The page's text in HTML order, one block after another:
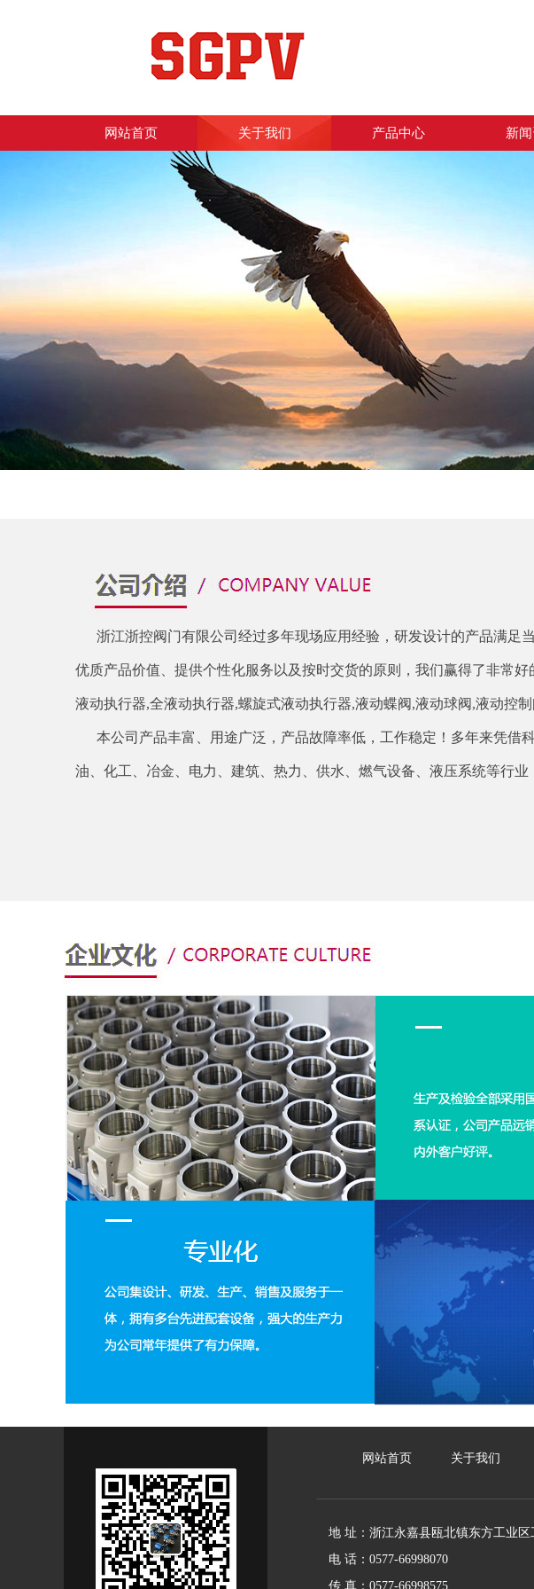
网站首页 关于我们 产品中心 新
浙江浙控阀门有限公司经过多年现场应用经验，研发设计的产品满足
优质产品价值、提供个性化服务以及按时交货的原则，我们赢得了非常
液动执行器,全液动执行器,螺旋式液动执行器,液动蝶阀,液动球阀,液动控制
本公司产品丰富、用途广泛，产品故障率低，工作稳定！多年来凭借
油、化工、冶金、电力、建筑、热力、供水、燃气设备、液压系统等行业
网站首页 关于我们
地 址： 浙江永嘉县瓯北镇东方工业区
电 话：0577-66998070
传 真：0577-66998575